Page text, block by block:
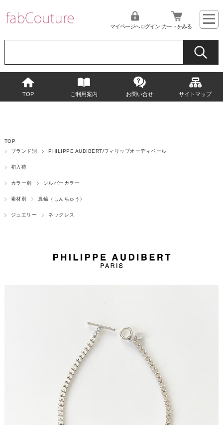
マイページへログイン カートをみる
TOP ご利用案内 お問い合せ サイトマップ
TOP
ブランド別
PHILIPPE AUDIBERT/フィリップオーディベール
初入荷
カラー別 シルバーカラー
素材別 真鍮（しんちゅう）
ジュエリー ネックレス